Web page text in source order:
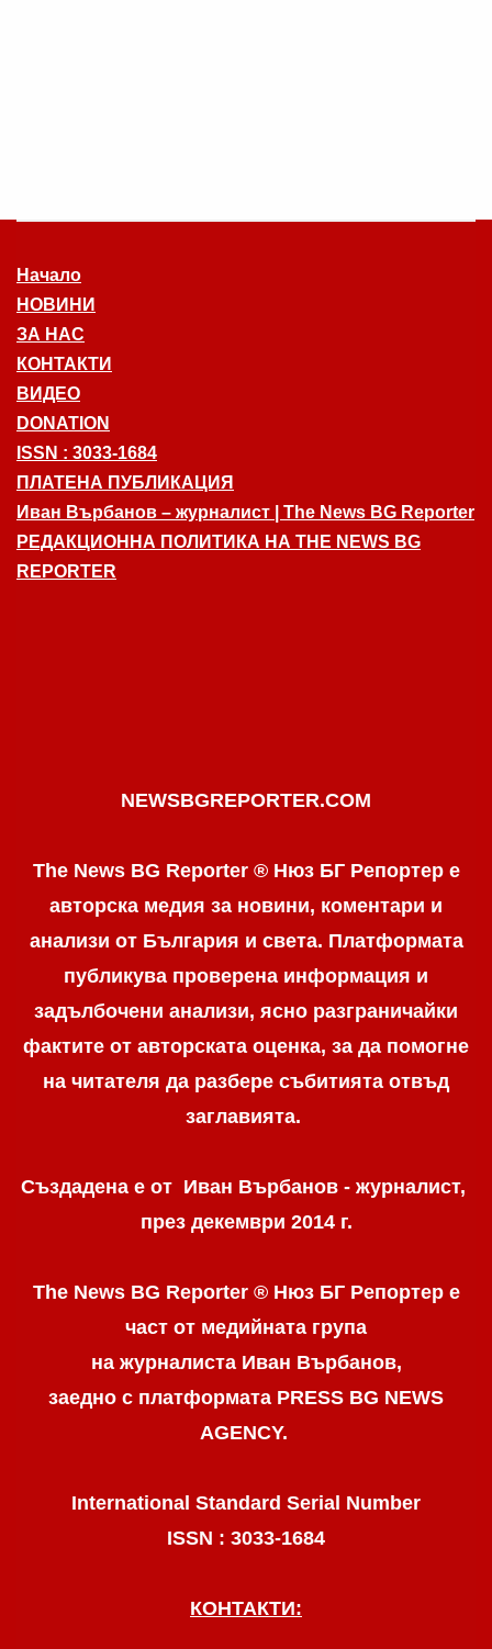
Начало
НОВИНИ
ЗА НАС
КОНТАКТИ
ВИДЕО
DONATION
ISSN : 3033-1684
ПЛАТЕНА ПУБЛИКАЦИЯ
Иван Върбанов – журналист | The News BG Reporter
РЕДАКЦИОННА ПОЛИТИКА НА THE NEWS BG
REPORTER
NEWSBGREPORTER.COM
The News BG Reporter ® Нюз БГ Репортер е
авторска медия за новини, коментари и
анализи от България и света. Платформата
публикува проверена информация и
задълбочени анализи, ясно разграничaйки
фактите от авторската оценка, за да помогне
на читателя да разбере събитията отвъд
заглавията.
Създадена е от Иван Върбанов - журналист,
през декември 2014 г.
The News BG Reporter ® Нюз БГ Репортере
част от медийната група
на журналиста Иван Върбанов,
заедно с платформата PRESS BG NEWS
AGENCY.
International Standard Serial Number
ISSN : 3033-1684
КОНТАКТИ: